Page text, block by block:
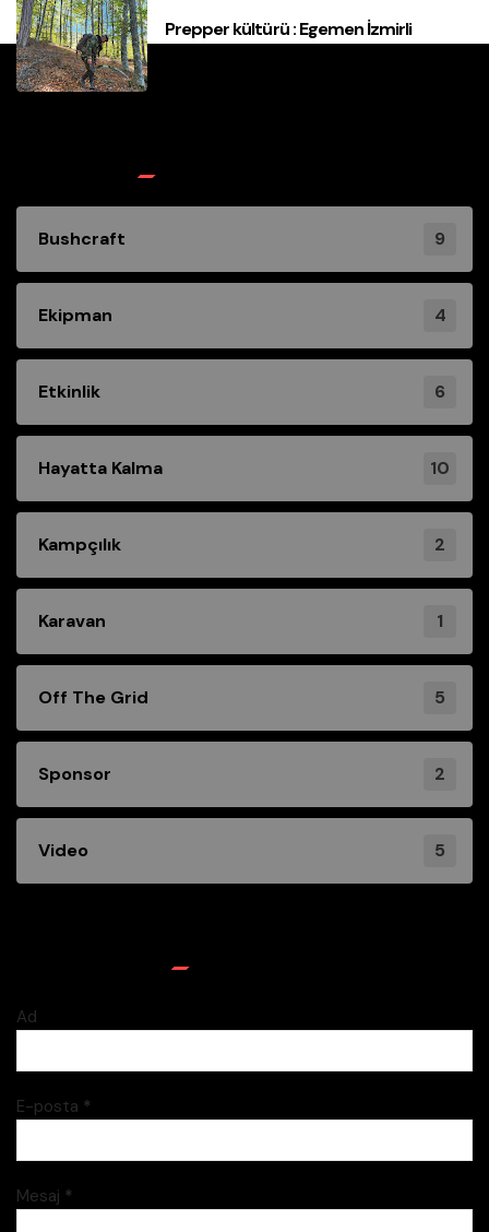
Prepper kültürü : Egemen İzmirli
Bushcraft 9
Ekipman 4
Etkinlik 6
Hayatta Kalma 10
Kampçılık 2
Karavan 1
Off The Grid 5
Sponsor 2
Video 5
Ad
E-posta *
Mesaj *